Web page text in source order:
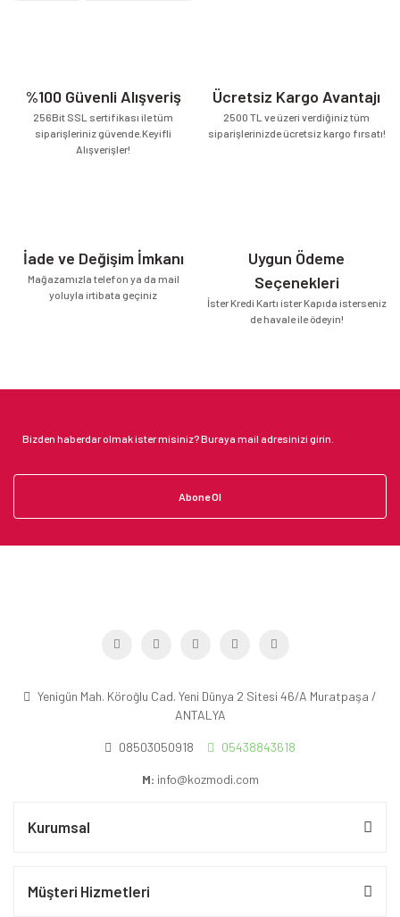
%100 Güvenli Alışveriş
256Bit SSL sertifikası ile tüm
siparişleriniz güvende.Keyifli
Alışverişler!
Ücretsiz Kargo Avantajı
2500 TL ve üzeri verdiğiniz tüm
siparişlerinizde ücretsiz kargo fırsatı!
İade ve Değişim İmkanı
Mağazamızla telefon ya da mail
yoluyla irtibata geçiniz
Uygun Ödeme
Seçenekleri
İster Kredi Kartı ister Kapıda isterseniz
de havale ile ödeyin!
Abone Ol
Yenigün Mah. Köroğlu Cad. Yeni Dünya 2 Sitesi 46/A Muratpaşa /
ANTALYA
08503050918 05438843618
M: info@kozmodi.com
Kurumsal
Müşteri Hizmetleri